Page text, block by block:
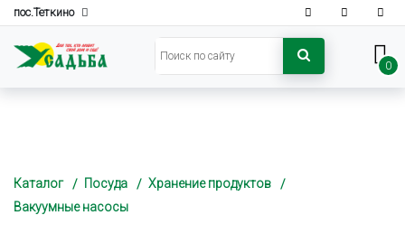
пос.Теткино
0
Каталог Посуда
Хранение продуктов
Вакуумные насосы